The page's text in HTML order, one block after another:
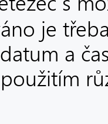
je
a